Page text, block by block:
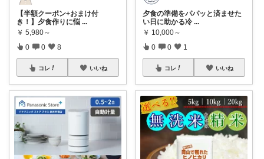
【半額クーポン+おまけ付
き！】夕食作りに悩 ...
￥ 5,980～
0 0 8
コレ いいね
夕食の準備をパパッと済ませた
い日に助かる冷 ...
￥ 10,000～
0 0 1
コレ いいね